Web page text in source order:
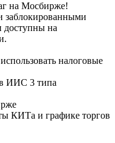
на Мосбирже!
заблокированными
доступны на
налоговые
ИИС 3 типа
КИТа и графике торгов